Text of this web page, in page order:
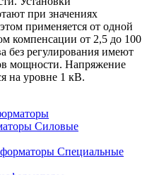
при значениях
применяется от одной
компенсации от 2,5 до 100
без регулирования имеют
мощности. Напряжение
на уровне 1 кВ.
Силовые
Специальные